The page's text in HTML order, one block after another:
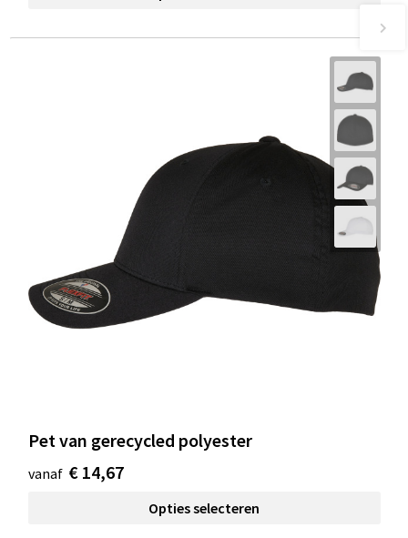
Pet van gerecycled polyester
vanaf € 14,67
Opties selecteren